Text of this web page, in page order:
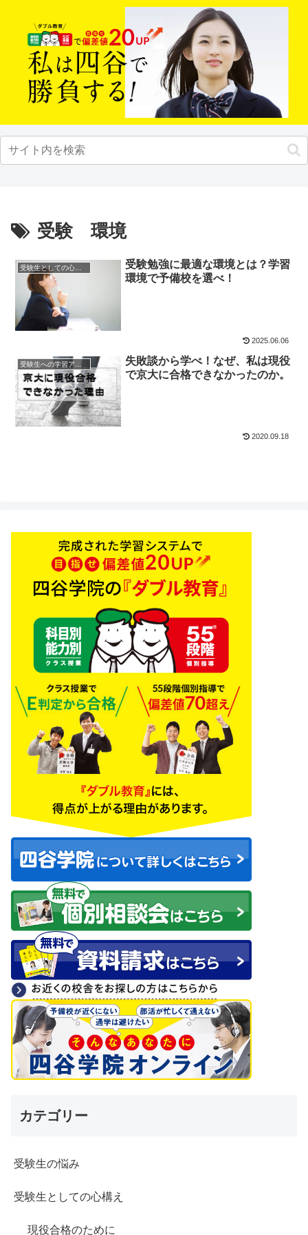
受験 環境
受験生としての心構え
受験勉強に最適な環境とは？学習
環境で予備校を選べ！
2025.06.06
失敗談から学べ！なぜ、私は現役
で京大に合格できなかったのか。
2020.09.18
カテゴリー
受験生の悩み
受験生としての心構え
現役合格のために